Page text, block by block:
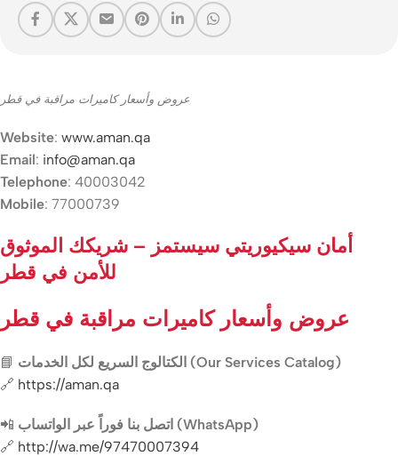
عروض وأسعار كاميرات مراقبة في قطر
Website: www.aman.qa
Email: info@aman.qa
Telephone: 40003042
Mobile: 77000739
أمان سيكيوريتي سيستمز – شريكك الموثوق
للأمن في قطر
عروض وأسعار كاميرات مراقبة في قطر
📘
الكتالوج السريع لكل الخدمات (Our Services Catalog)
🔗 https://aman.qa
📲
اتصل بنا فوراً عبر الواتساب (WhatsApp)
🔗 http://wa.me/97470007394